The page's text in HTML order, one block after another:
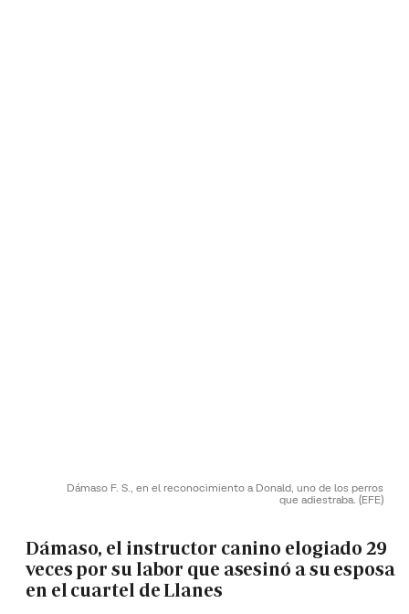
Dámaso F. S., en el reconocimiento a Donald, uno de los perros
que adiestraba. (EFE)
Dámaso, el instructor canino elogiado 29
veces por su labor que asesinó a su esposa
en el cuartel de Llanes